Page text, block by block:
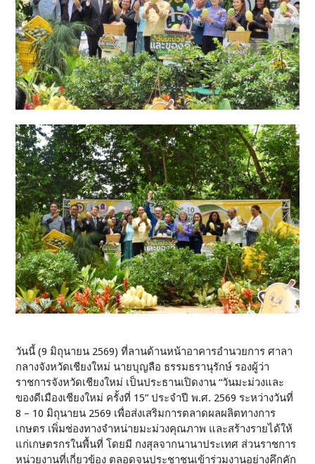
วันนี้ (9 มิถุนายน 2569) ที่ลานด้านหน้าอาคารอำนวยการ ศาลา
กลางจังหวัดเชียงใหม่ นายบุญลือ ธรรมธรานุรักษ์ รองผู้ว่า
ราชการจังหวัดเชียงใหม่ เป็นประธานเปิดงาน “วันมะม่วงและ
ของดีเมืองเชียงใหม่ ครั้งที่ 15” ประจำปี พ.ศ. 2569 ระหว่างวันที่
8 – 10 มิถุนายน 2569 เพื่อส่งเสริมการตลาดผลผลิตทางการ
เกษตร เพิ่มช่องทางจำหน่ายมะม่วงคุณภาพ และสร้างรายได้ให้
แก่เกษตรกรในพื้นที่ โดยมี กงสุลจากนานาประเทศ ส่วนราชการ
หน่วยงานที่เกี่ยวข้อง ตลอดจนประชาชนเข้าร่วมงานอย่างคึกคัก